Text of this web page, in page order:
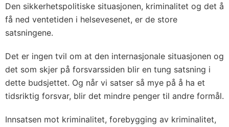
Den sikkerhetspolitiske situasjonen, kriminalitet og det å
få ned ventetiden i helsevesenet, er de store
satsningene.
Det er ingen tvil om at den internasjonale situasjonen og
det som skjer på forsvarssiden blir en tung satsning i
dette budsjettet. Og når vi satser så mye på å ha et
tidsriktig forsvar, blir det mindre penger til andre formål.
Innsatsen mot kriminalitet, forebygging av kriminalitet,